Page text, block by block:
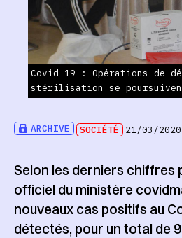
ARCHIVE SOCIÉTÉ 21/03/2020
Covid-19 : Opérations de
stérilisation se poursuivent
Selon les derniers chiffres
officiel du ministère
nouveaux cas positifs au
détectés, pour un total de